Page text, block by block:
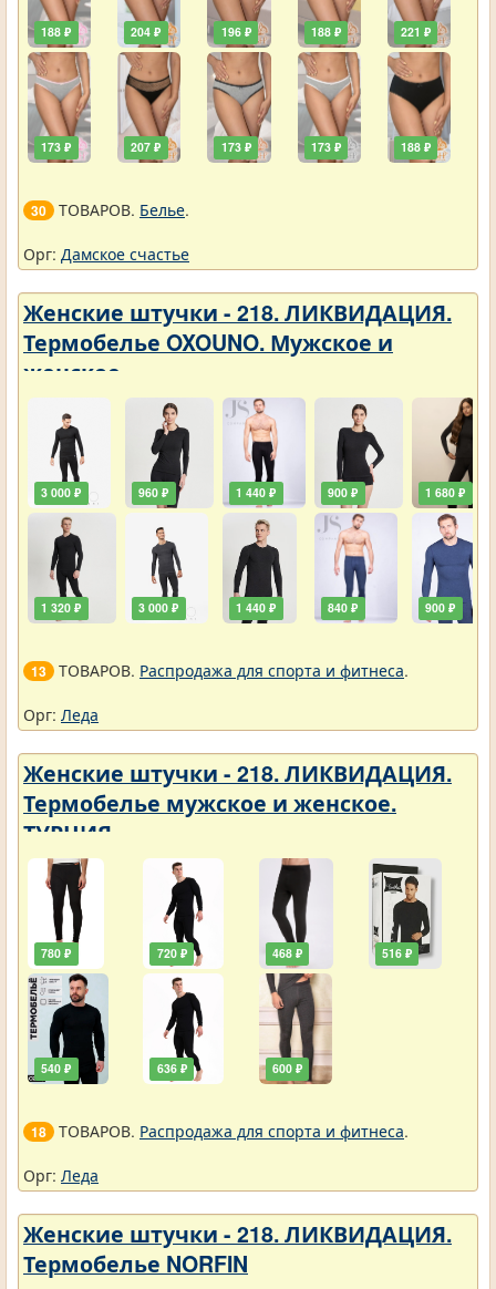
188 ₽
173 ₽
204 ₽
207 ₽
196 ₽
173 ₽
188 ₽
173 ₽
221 ₽
188 ₽
30 ТОВАРОВ. Белье.
Орг: Дамское счастье
Женские штучки - 218. ЛИКВИДАЦИЯ.
Термобелье OXOUNO. Мужское и
женское
3 000 ₽
1 320 ₽
960 ₽
3 000 ₽
1 440 ₽
1 440 ₽
900 ₽
840 ₽
1 680 ₽
900 ₽
13 ТОВАРОВ. Распродажа для спорта и фитнеса.
Орг: Леда
Женские штучки - 218. ЛИКВИДАЦИЯ.
Термобелье мужское и женское.
ТУРЦИЯ
780 ₽
540 ₽
720 ₽
636 ₽
468 ₽
600 ₽
516 ₽
18 ТОВАРОВ. Распродажа для спорта и фитнеса.
Орг: Леда
Женские штучки - 218. ЛИКВИДАЦИЯ.
Термобелье NORFIN